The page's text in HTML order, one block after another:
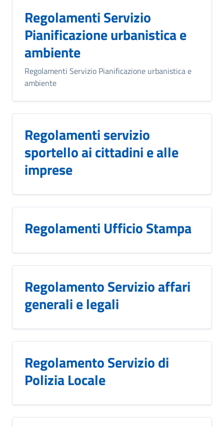
Regolamenti Servizio
Pianificazione urbanistica e
ambiente
Regolamenti Servizio Pianificazione urbanistica e
ambiente
Regolamenti servizio
sportello ai cittadini e alle
imprese
Regolamenti Ufficio Stampa
Regolamento Servizio affari
generali e legali
Regolamento Servizio di
Polizia Locale